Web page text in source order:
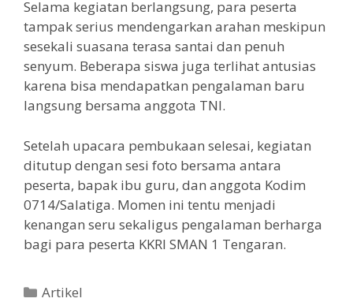
Selama kegiatan berlangsung, para peserta
tampak serius mendengarkan arahan meskipun
sesekali suasana terasa santai dan penuh
senyum. Beberapa siswa juga terlihat antusias
karena bisa mendapatkan pengalaman baru
langsung bersama anggota TNI.
Setelah upacara pembukaan selesai, kegiatan
ditutup dengan sesi foto bersama antara
peserta, bapak ibu guru, dan anggota Kodim
0714/Salatiga. Momen ini tentu menjadi
kenangan seru sekaligus pengalaman berharga
bagi para peserta KKRI SMAN 1 Tengaran.
Artikel